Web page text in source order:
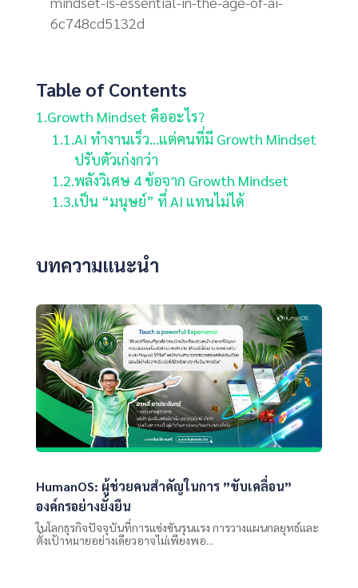
6c748cd5132d
Table of Contents
1.Growth Mindset คืออะไร?
1.1.AI ทำงานเร็ว...แต่คนที่มี Growth Mindset
ปรับตัวเก่งกว่า
1.2.พลังวิเศษ 4 ข้อจาก Growth Mindset
1.3.เป็น “มนุษย์” ที่ AI แทนไม่ได้
บทความแนะนำ
HumanOS: ผู้ช่วยคนสำคัญในการ ”ขับเคลื่อน”
องค์กรอย่างยั่งยืน
ในโลกธุรกิจปัจจุบันที่การแข่งขันรุนแรง การวางแผนกลยุทธ์และ
ตั้งเป้าหมายอย่างเดียวอาจไม่เพียงพอ...